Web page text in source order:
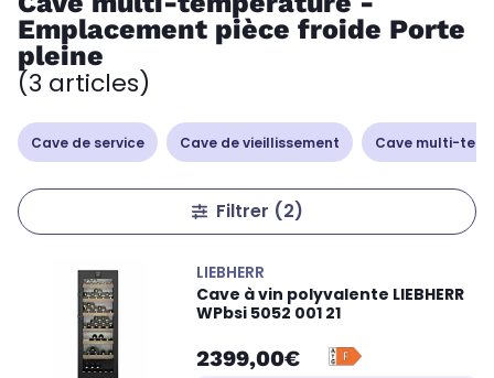
Emplacement pièce froide Porte
pleine
(3 articles)
Cave de service Cave de vieillissement Cave multi-
Filtrer (2)
LIEBHERR
Cave à vin polyvalente LIEBHERR
WPbsi 5052 001 21
2399,00€